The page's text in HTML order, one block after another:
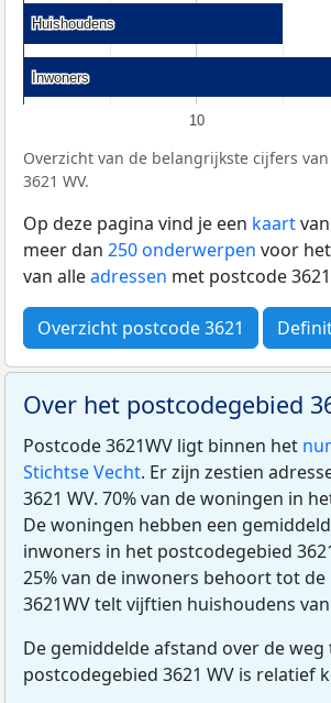
10
Huishoudens
Huishoudens
Inwoners
Inwoners
Overzicht van de belangrijkste cijfers
3621 WV.
Op deze pagina vind je een kaart
meer dan 250 onderwerpen voor
van alleadressen met postcode
Overzicht postcode 3621
Over het postcodegebied
Postcode 3621WV ligt binnen het
Stichtse Vecht. Er zijn zestien
3621 WV. 70% van de woningen in
De woningen hebben een
inwoners in het postcodegebied
25% van de inwoners behoort tot
3621WV telt vijftien huishoudens
De gemiddelde afstand over de
postcodegebied 3621 WV is relatief